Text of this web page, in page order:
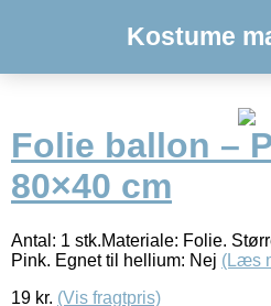
Kostume
Folie ballon –
80×40 cm
Antal: 1 stk.Materiale: Folie.
Pink. Egnet til hellium: Nej (Læs
19 kr. (Vis fragtpris)